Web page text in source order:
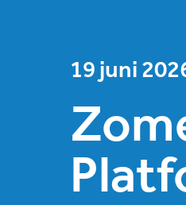
19 juni